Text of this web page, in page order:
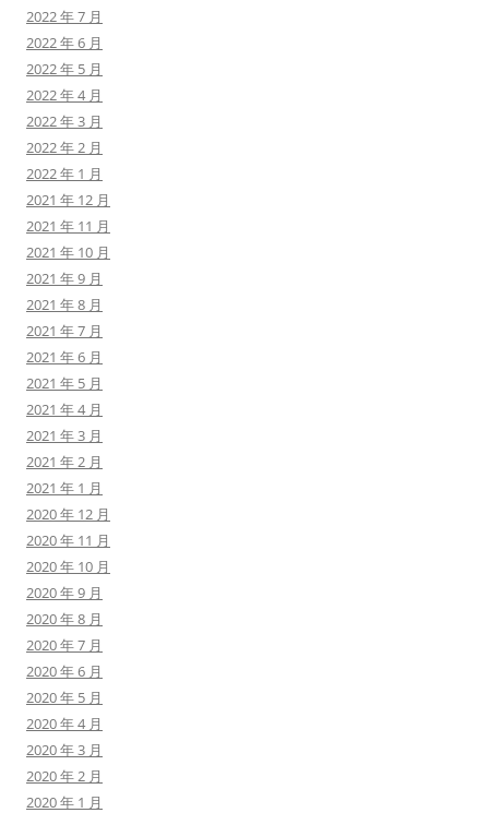
2022 年 7 月
2022 年 6 月
2022 年 5 月
2022 年 4 月
2022 年 3 月
2022 年 2 月
2022 年 1 月
2021 年 12 月
2021 年 11 月
2021 年 10 月
2021 年 9 月
2021 年 8 月
2021 年 7 月
2021 年 6 月
2021 年 5 月
2021 年 4 月
2021 年 3 月
2021 年 2 月
2021 年 1 月
2020 年 12 月
2020 年 11 月
2020 年 10 月
2020 年 9 月
2020 年 8 月
2020 年 7 月
2020 年 6 月
2020 年 5 月
2020 年 4 月
2020 年 3 月
2020 年 2 月
2020 年 1 月